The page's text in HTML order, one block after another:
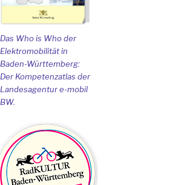
Das Who is Who der
Elektromobilität in
Baden-Württemberg:
Der Kompetenzatlas der
Landesagentur e-mobil
BW.